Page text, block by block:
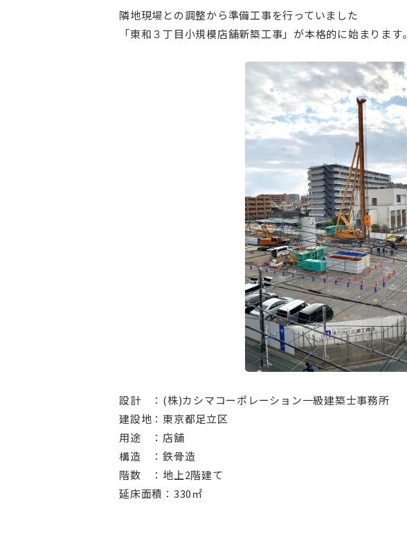
隣地現場との調整から準備工事を行っていました
「東和３丁目小規模店舗新築工事」が本格的に始まります。
設計 ：(株)カシマコーポレーション一級建築士事務所
建設地：東京都足立区
用途 ：店舗
構造 ：鉄骨造
階数 ：地上2階建て
延床面積：330㎡